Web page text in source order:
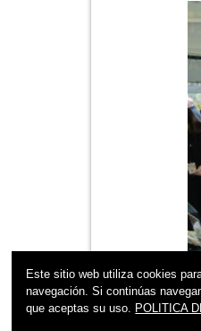
Este sitio web utiliza cookies
navegación. Si continúas
que aceptas su uso. POLITICA